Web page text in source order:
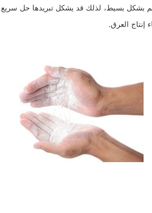
بشكل بسيط، لذلك قد يشكل تبريدها حل سريع
العرق.